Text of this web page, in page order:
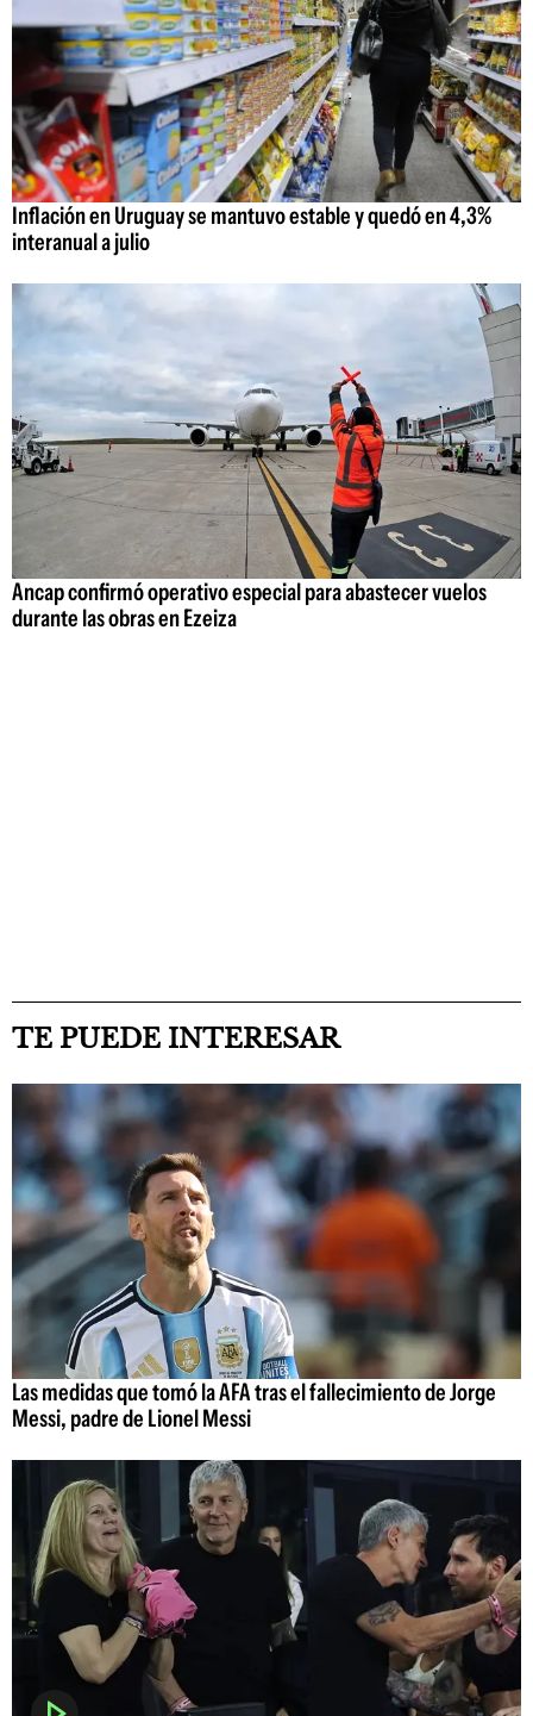
Inflación en Uruguay se mantuvo estable y quedó en 4,3%
interanual a julio
Ancap confirmó operativo especial para abastecer vuelos
durante las obras en Ezeiza
TE PUEDE INTERESAR
Las medidas que tomó la AFA tras el fallecimiento de Jorge
Messi, padre de Lionel Messi